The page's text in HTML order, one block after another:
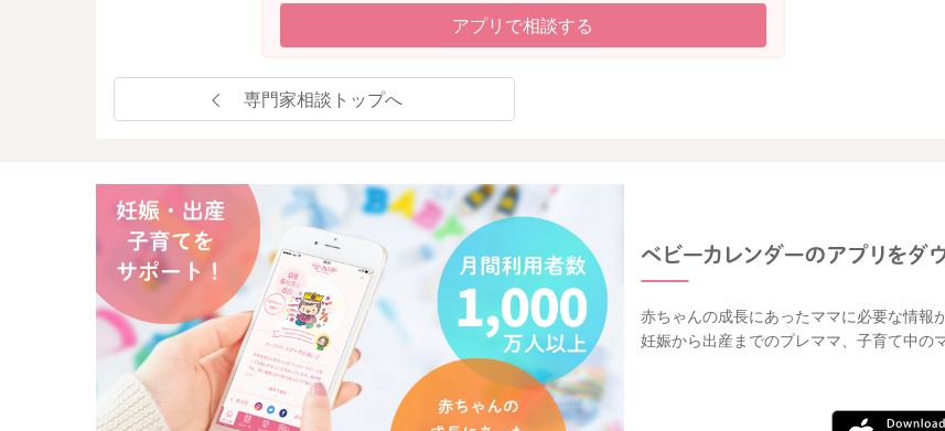
アプリで相談する
専門家相談トップへ
赤ちゃんの成長にあったママに必要な情報
妊娠から出産までのプレママ、子育て中の